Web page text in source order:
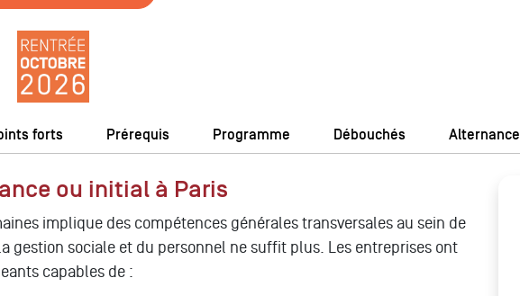
forts Prérequis Programme Débouchés Alternance
ou initial à Paris
implique des compétences générales transversales au sein de
gestion sociale et du personnel ne suffit plus. Les entreprises ont
capables de :